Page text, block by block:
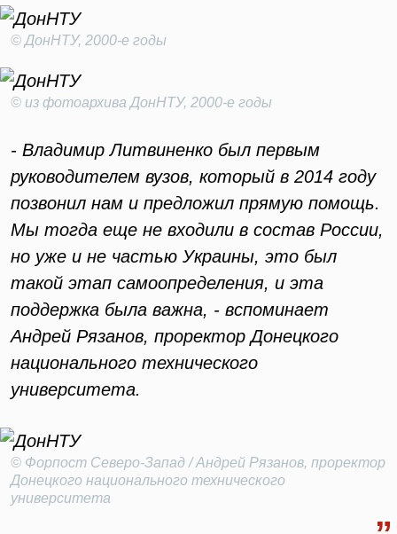
© ДонНТУ, 2000-е годы
© из фотоархива ДонНТУ, 2000-е годы
- Владимир Литвиненко был первым
руководителем вузов, который в 2014 году
позвонил нам и предложил прямую помощь.
Мы тогда еще не входили в состав России,
но уже и не частью Украины, это был
такой этап самоопределения, и эта
поддержка была важна, - вспоминает
Андрей Рязанов, проректор Донецкого
национального технического
университета.
© Форпост Северо-Запад / Андрей Рязанов, проректор
Донецкого национального технического
университета